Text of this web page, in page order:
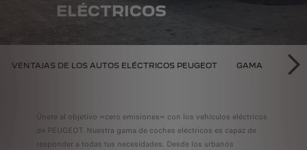
ELÉCTRICOS
EN PEUGEOT
VENTAJAS DE LOS AUTOS ELÉCTRICOS PEUGEOT GAMA
Únete al objetivo «cero emisiones» con los vehículos eléctricos
de PEUGEOT. Nuestra gama de coches eléctricos es capaz de
responder a todas tus necesidades. Desde los urbanos